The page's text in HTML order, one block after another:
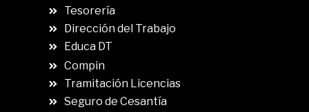
Tesorería
Dirección del Trabajo
Educa DT
Compin
Tramitación Licencias
Seguro de Cesantía